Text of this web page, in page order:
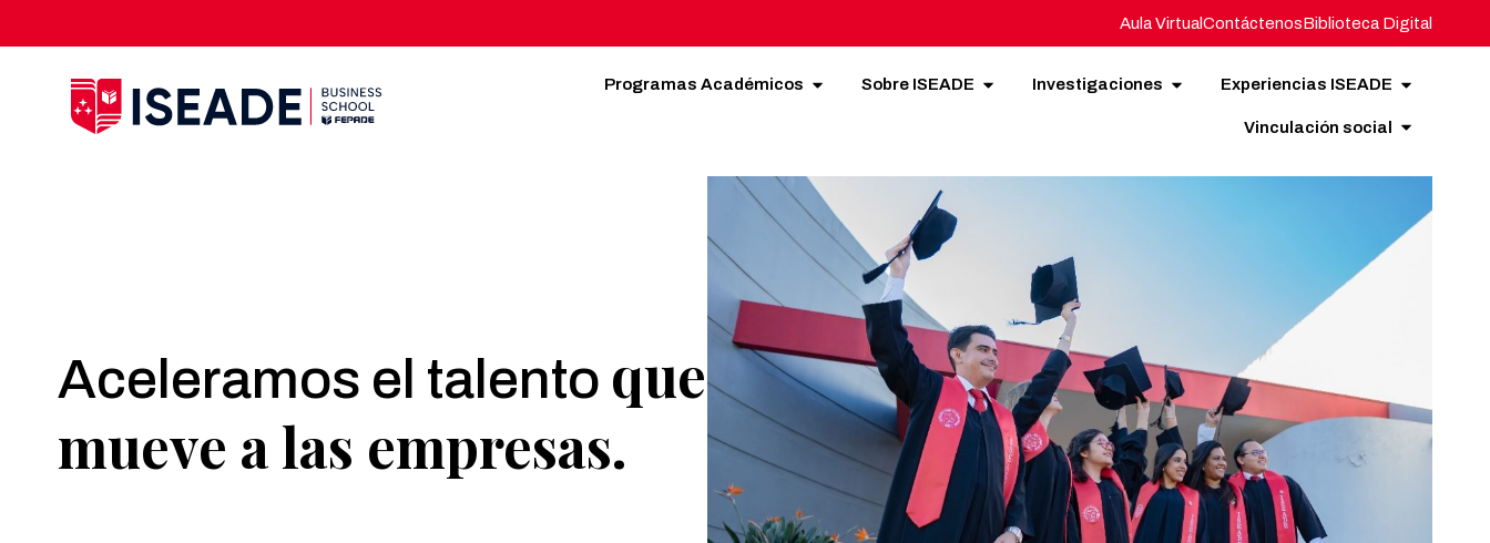
Aula VirtualContáctenosBiblioteca Digital
Programas Académicos Sobre ISEADE Investigaciones Experiencias ISEADE
Vinculación social
Aceleramos el talento que
mueve a las empresas.